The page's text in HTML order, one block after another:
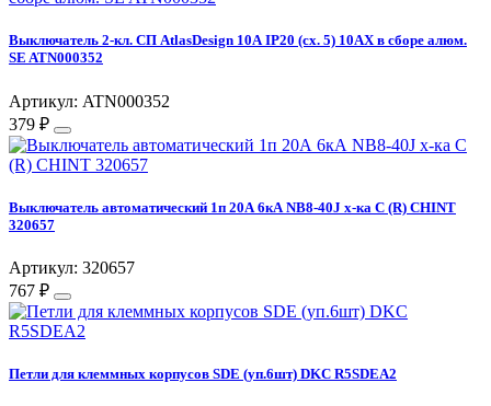
Выключатель 2-кл. СП AtlasDesign 10А IP20 (сх. 5) 10AX в сборе алюм.
SE ATN000352
Артикул: ATN000352
379 ₽
Выключатель автоматический 1п 20А 6кА NB8-40J х-ка C (R) CHINT
320657
Артикул: 320657
767 ₽
Петли для клеммных корпусов SDE (уп.6шт) DKC R5SDEA2